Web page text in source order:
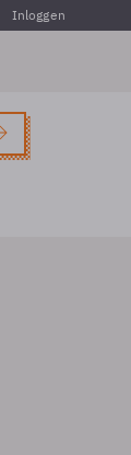
Inloggen